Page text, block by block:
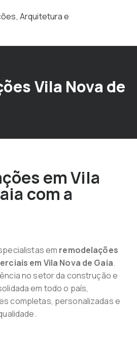
Vila Nova de
em Vila
com a
em remodelações
em Vila Nova de Gaia.
no setor da construção e
em todo o país,
completas, personalizadas e